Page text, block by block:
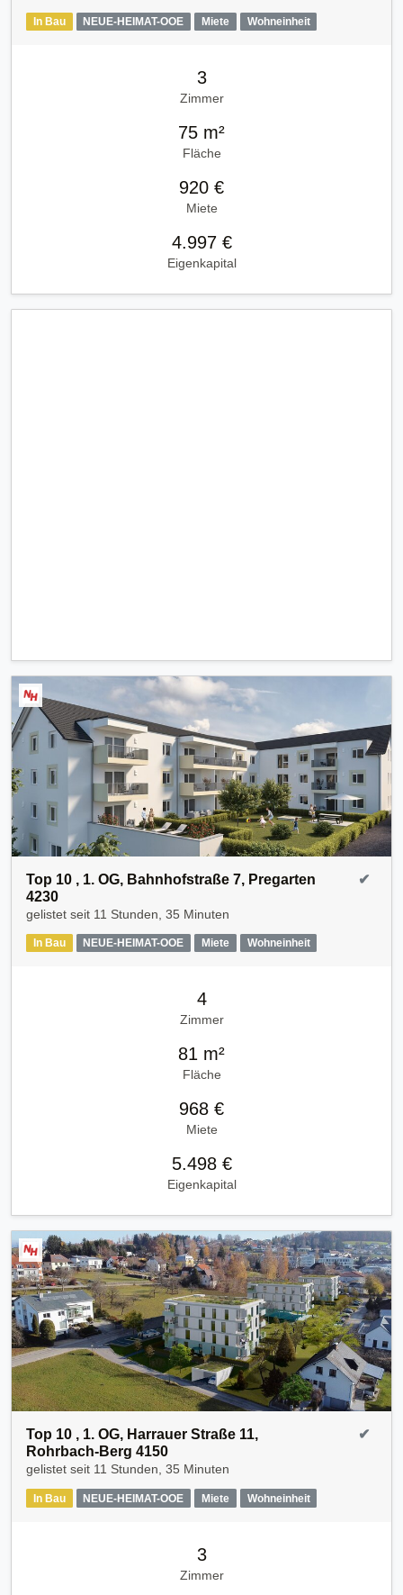
In Bau NEUE-HEIMAT-OOE Miete Wohneinheit
3
Zimmer
75 m²
Fläche
920 €
Miete
4.997 €
Eigenkapital
Top 10 , 1. OG, Bahnhofstraße 7, Pregarten
4230
gelistet seit 11 Stunden, 35 Minuten
In Bau NEUE-HEIMAT-OOE Miete Wohneinheit
✔
4
Zimmer
81 m²
Fläche
968 €
Miete
5.498 €
Eigenkapital
Top 10 , 1. OG, Harrauer Straße 11,
Rohrbach-Berg 4150
gelistet seit 11 Stunden, 35 Minuten
In Bau NEUE-HEIMAT-OOE Miete Wohneinheit
✔
3
Zimmer